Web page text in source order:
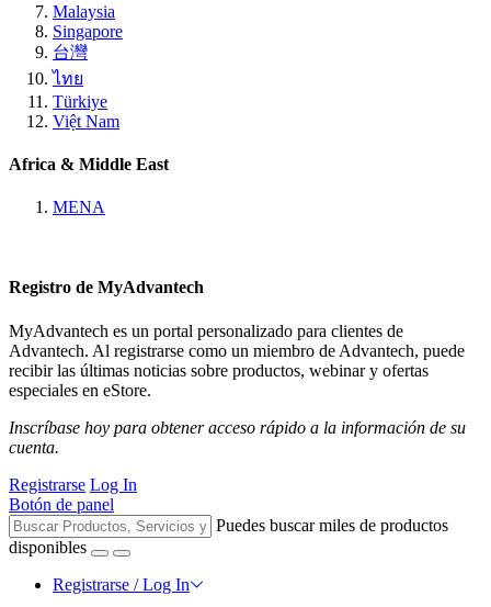
Malaysia
Singapore
台灣
ไทย
Türkiye
Việt Nam
Africa & Middle East
MENA
Registro de MyAdvantech
MyAdvantech es un portal personalizado para clientes de
Advantech. Al registrarse como un miembro de Advantech, puede
recibir las últimas noticias sobre productos, webinar y ofertas
especiales en eStore.
Inscríbase hoy para obtener acceso rápido a la información de su
cuenta.
Registrarse Log In
Botón de panel
Puedes buscar miles de productos
disponibles
Registrarse / Log In